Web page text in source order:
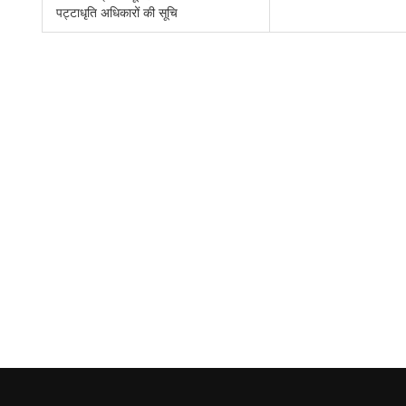
पट्टाधृति अधिकारों की सूचि